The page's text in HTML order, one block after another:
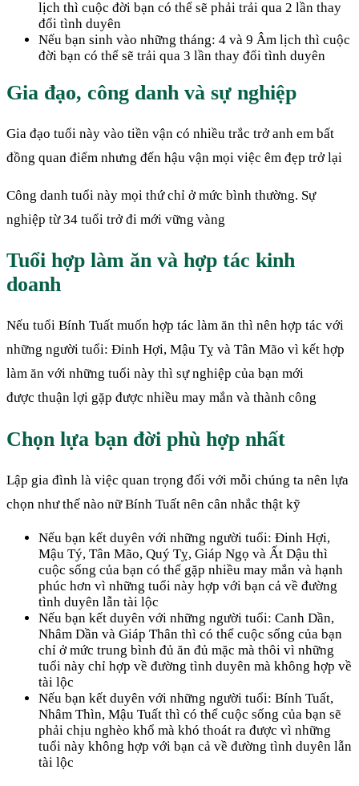
lịch thì cuộc đời bạn có thể sẽ phải trải qua 2 lần thay
đổi tình duyên
Nếu bạn sinh vào những tháng: 4 và 9 Âm lịch thì cuộc
đời bạn có thể sẽ trải qua 3 lần thay đổi tình duyên
Gia đạo, công danh và sự nghiệp
Gia đạo tuổi này vào tiền vận có nhiều trắc trở anh em bất
đồng quan điểm nhưng đến hậu vận mọi việc êm đẹp trở lại
Công danh tuổi này mọi thứ chỉ ở mức bình thường. Sự
nghiệp từ 34 tuổi trở đi mới vững vàng
Tuổi hợp làm ăn và hợp tác kinh
doanh
Nếu tuổi Bính Tuất muốn hợp tác làm ăn thì nên hợp tác với
những người tuổi: Đinh Hợi, Mậu Tỵ và Tân Mão vì kết hợp
làm ăn với những tuổi này thì sự nghiệp của bạn mới
được thuận lợi gặp được nhiều may mắn và thành công
Chọn lựa bạn đời phù hợp nhất
Lập gia đình là việc quan trọng đối với mỗi chúng ta nên lựa
chọn như thế nào nữ Bính Tuất nên cân nhắc thật kỹ
Nếu bạn kết duyên với những người tuổi: Đinh Hợi,
Mậu Tý, Tân Mão, Quý Tỵ, Giáp Ngọ và Ất Dậu thì
cuộc sống của bạn có thể gặp nhiều may mắn và hạnh
phúc hơn vì những tuổi này hợp với bạn cả về đường
tình duyên lẫn tài lộc
Nếu bạn kết duyên với những người tuổi: Canh Dần,
Nhâm Dần và Giáp Thân thì có thể cuộc sống của bạn
chỉ ở mức trung bình đủ ăn đủ mặc mà thôi vì những
tuổi này chỉ hợp về đường tình duyên mà không hợp về
tài lộc
Nếu bạn kết duyên với những người tuổi: Bính Tuất,
Nhâm Thìn, Mậu Tuất thì có thể cuộc sống của bạn sẽ
phải chịu nghèo khổ mà khó thoát ra được vì những
tuổi này không hợp với bạn cả về đường tình duyên lẫn
tài lộc